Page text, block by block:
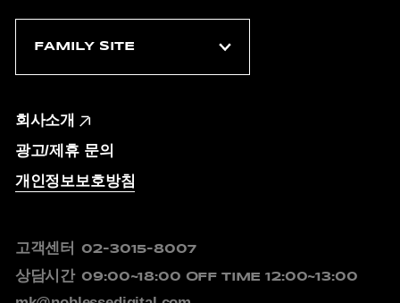
회사소개
광고/제휴 문의
개인정보보호방침
고객센터 02-3015-8007
상담시간 09:00~18:00 OFF TIME 12:00~13:00